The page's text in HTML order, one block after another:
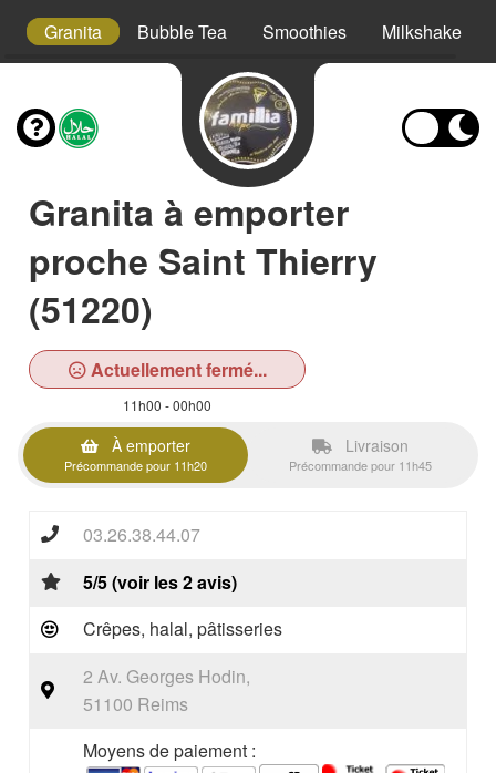
Granita Bubble Tea Smoothies Milkshake
Granita à emporter
proche Saint Thierry
(51220)
Actuellement fermé...
11h00 - 00h00
À emporter
Précommande pour 11h20
Livraison
Précommande pour 11h45
03.26.38.44.07
5/5 (voir les 2 avis)
Crêpes, halal, pâtisseries
2 Av. Georges Hodin,
51100 Reims
Moyens de paiement :